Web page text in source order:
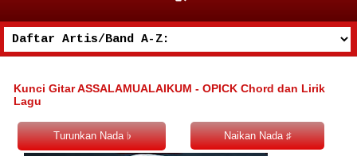
Kunci Gitar ASSALAMUALAIKUM - OPICK Chord dan Lirik
Lagu